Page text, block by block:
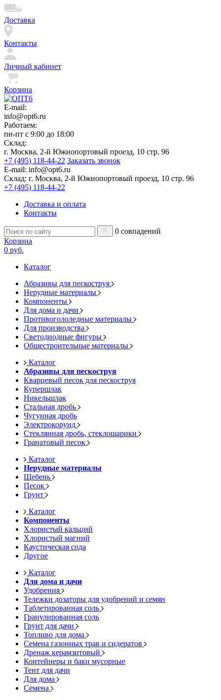
Доставка
Контакты
Личный кабинет
Корзина
E-mail:
info@opt6.ru
Работаем:
пн-пт с 9:00 до 18:00
Склад:
г. Москва, 2-й Южнопортовый проезд, 10 стр. 96
+7 (495) 118-44-22 Заказать звонок
E-mail: info@opt6.ru
Склад: г. Москва, 2-й Южнопортовый проезд, 10 стр. 96
+7 (495) 118-44-22
Доставка и оплата
Контакты
0 совпадений
Корзина
0 руб.
Каталог
Абразивы для пескоструя
Нерудные материалы
Компоненты
Для дома и дачи
Противогололедные материалы
Для производства
Светодиодные фигуры
Общестроительные материалы
Каталог
Абразивы для пескоструя
Кварцевый песок для пескоструя
Купершлак
Никельшлак
Стальная дробь
Чугунная дробь
Электрокорунд
Стеклянная дробь, стеклошарики
Гранатовый песок
Каталог
Нерудные материалы
Щебень
Песок
Грунт
Каталог
Компоненты
Хлористый кальций
Хлористый магний
Каустическая сода
Другое
Каталог
Для дома и дачи
Удобрения
Тележки дозаторы для удобрений и семян
Таблетированная соль
Гранулированная соль
Грунт для дачи
Топливо для дома
Семена газонных трав и сидератов
Дренаж керамзитовый
Контейнеры и баки мусорные
Тент для дачи
Для дома
Семена